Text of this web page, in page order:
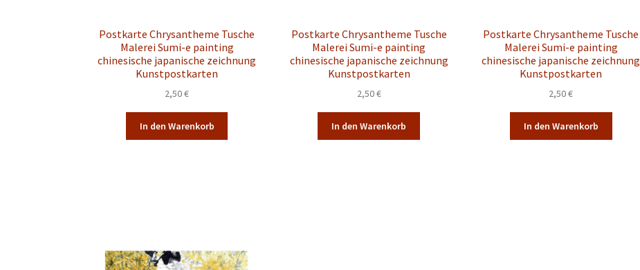
Postkarte Chrysantheme Tusche
Malerei Sumi-e painting
chinesische japanische zeichnung
Kunstpostkarten
2,50€
In den Warenkorb
Postkarte Chrysantheme Tusche
Malerei Sumi-e painting
chinesische japanische zeichnung
Kunstpostkarten
2,50€
In den Warenkorb
Postkarte Chrysantheme Tusche
Malerei Sumi-e painting
chinesische japanische zeichnung
Kunstpostkarten
2,50€
In den Warenkorb